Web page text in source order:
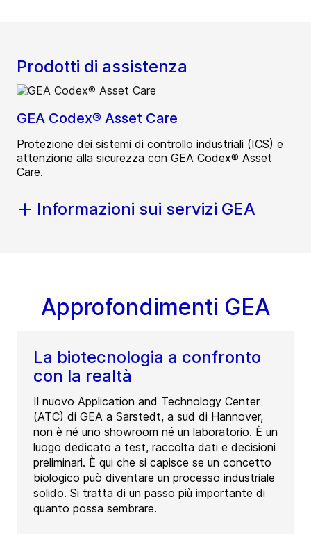
Prodotti di assistenza
GEA Codex® Asset Care
Protezione dei sistemi di controllo industriali (ICS) e
attenzione alla sicurezza con GEA Codex® Asset
Care.
Informazioni sui servizi GEA
Approfondimenti GEA
La biotecnologia a confronto
con la realtà
Il nuovo Application and Technology Center
(ATC) di GEA a Sarstedt, a sud di Hannover,
non è né uno showroom né un laboratorio. È un
luogo dedicato a test, raccolta dati e decisioni
preliminari. È qui che si capisce se un concetto
biologico può diventare un processo industriale
solido. Si tratta di un passo più importante di
quanto possa sembrare.